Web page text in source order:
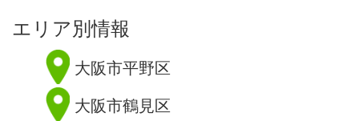
エリア別情報
大阪市平野区
大阪市鶴見区